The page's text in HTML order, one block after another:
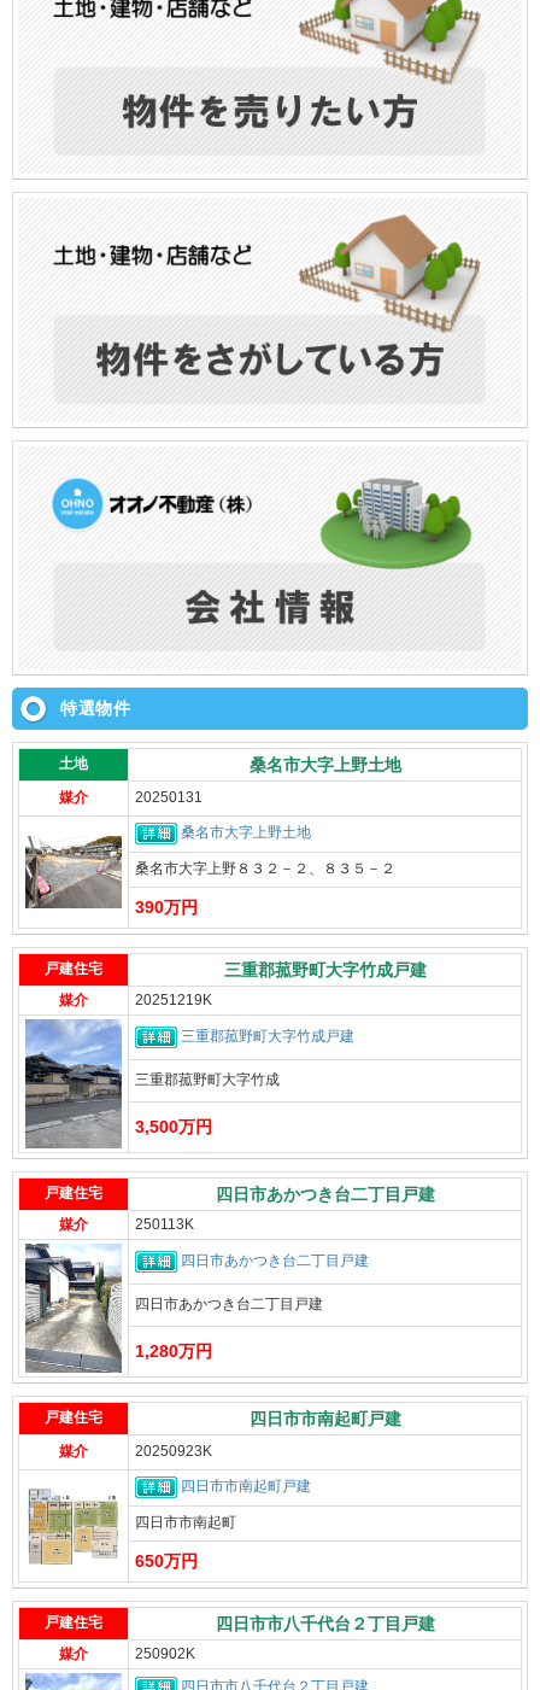
特選物件
土地 桑名市大字上野土地
媒介 20250131
桑名市大字上野土地
桑名市大字上野８３２－２、８３５－２
390万円
戸建住宅 三重郡菰野町大字竹成戸建
媒介 20251219K
三重郡菰野町大字竹成戸建
三重郡菰野町大字竹成
3,500万円
戸建住宅 四日市あかつき台二丁目戸建
媒介 250113K
四日市あかつき台二丁目戸建
四日市あかつき台二丁目戸建
1,280万円
戸建住宅 四日市市南起町戸建
媒介 20250923K
四日市市南起町戸建
四日市市南起町
650万円
戸建住宅 四日市市八千代台２丁目戸建
媒介
250902K